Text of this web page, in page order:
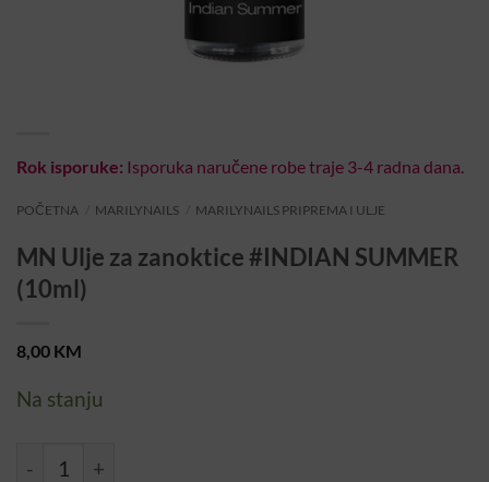
Rok isporuke: Isporuka naručene robe traje 3-4 radna dana.
POČETNA MARILYNAILS MARILYNAILS PRIPREMA I ULJE
MN Ulje za zanoktice #INDIAN SUMMER
(10ml)
8,00 KM
Na stanju
MN Ulje za zanoktice #INDIAN SUMMER (10ml) količina